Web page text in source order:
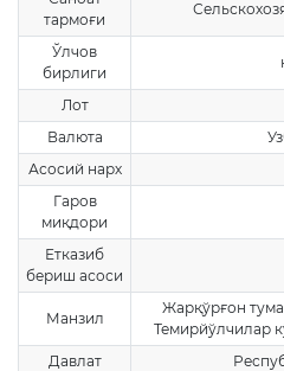
тармоғи
Ўлчов
бирлиги
Лот
Валюта
Асосий нарх
Гаров
миқдори
Етказиб
бериш асоси
Манзил
Жарқўрғон
Темирйўлчилар
Давлат